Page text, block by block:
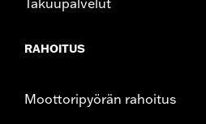
RAHOITUS
Moottoripyörän rahoitus